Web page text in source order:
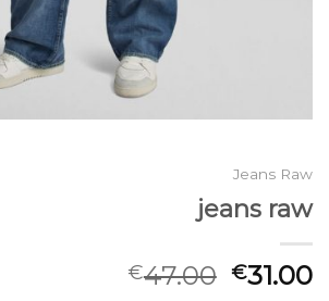
Jeans Raw
jeans raw
€47.00 €31.00